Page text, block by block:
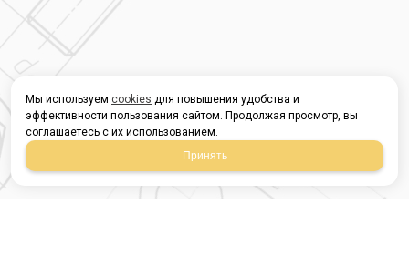
Мы используем cookies для повышения удобства и
эффективности пользования сайтом. Продолжая просмотр, вы
соглашаетесь с их использованием.
Принять